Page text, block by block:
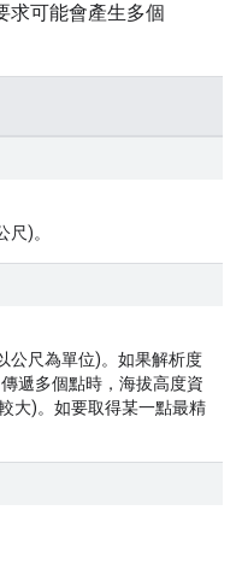
求可能會產生多個
)。
公尺為單位)。如果解析度
遞多個點時，海拔高度資
大)。如要取得某一點最精